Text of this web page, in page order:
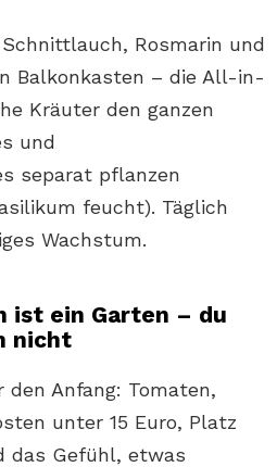
Rosmarin und
Balkonkasten – die All-in-
Kräuter den ganzen
und
separat pflanzen
feucht). Täglich
Wachstum.
ist ein Garten – du
nicht
den Anfang: Tomaten,
unter 15 Euro, Platz
das Gefühl, etwas